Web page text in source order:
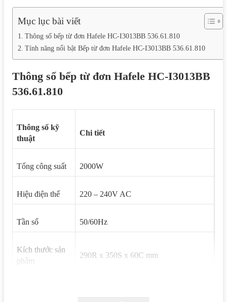
Mục lục bài viết
Thông số bếp từ đơn Hafele HC-I3013BB 536.61.810
Tính năng nổi bật Bếp từ đơn Hafele HC-I3013BB 536.61.810
Thông số bếp từ đơn Hafele HC-I3013BB
536.61.810
Thông số kỹ
thuật
Chi tiết
Tổng công suất 2000W
Hiệu điện thế 220 – 240V AC
Tần số 50/60Hz
Kích thước sản
phẩm
290R x 350S x 60C mm